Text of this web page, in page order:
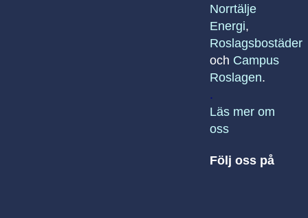
Norrtälje
Energi,
Roslagsbostäder
och Campus
Roslagen.
.
Läs mer om
oss
Följ oss på